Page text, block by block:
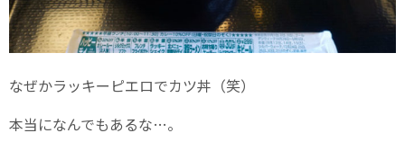
なぜかラッキーピエロでカツ丼（笑）
本当になんでもあるな…。